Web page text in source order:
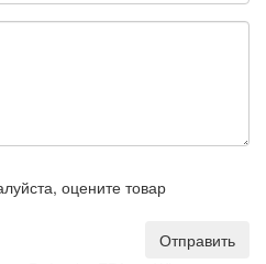
оцените товар
Отправить